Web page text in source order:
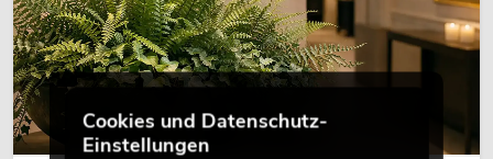
Cookies und Datenschutz-
Einstellungen